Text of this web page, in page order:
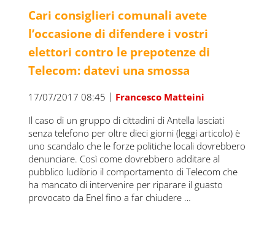
Cari consiglieri comunali avete
l’occasione di difendere i vostri
elettori contro le prepotenze di
Telecom: datevi una smossa
17/07/2017 08:45 | Francesco Matteini
Il caso di un gruppo di cittadini di Antella lasciati
senza telefono per oltre dieci giorni (leggi articolo) è
uno scandalo che le forze politiche locali dovrebbero
denunciare. Così come dovrebbero additare al
pubblico ludibrio il comportamento di Telecom che
ha mancato di intervenire per riparare il guasto
provocato da Enel fino a far chiudere …